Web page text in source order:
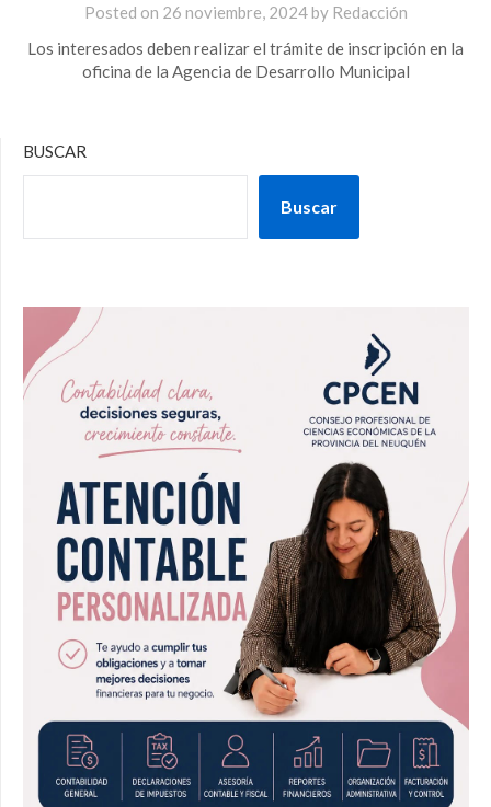
Posted on 26 noviembre, 2024by Redacción
Los interesados deben realizar el trámite de inscripción en la
oficina de la Agencia de Desarrollo Municipal
BUSCAR
Buscar